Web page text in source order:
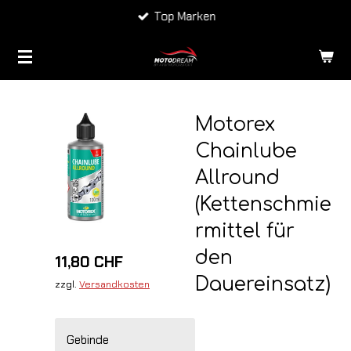
springen
Top Marken
Motorex
Chainlube
Allround
(Kettenschmie
rmittel für
den
Dauereinsatz)
11,80 CHF
zzgl. Versandkosten
Gebinde